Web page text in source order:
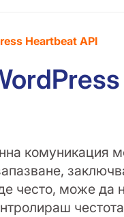
Heartbeat API
комуникация
често, може да